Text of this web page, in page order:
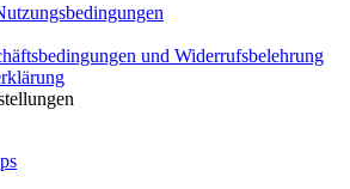
und Widerrufsbelehrung